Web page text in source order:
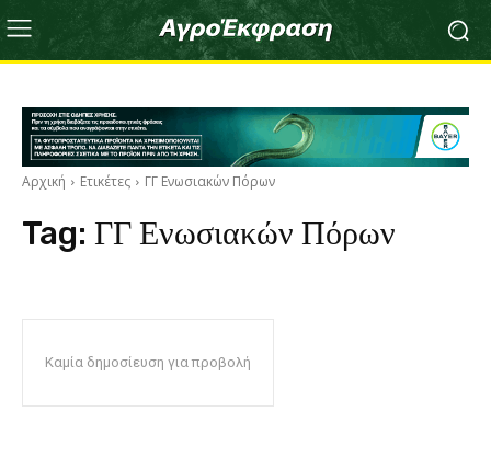
Αρχική Ετικέτες ΓΓ Ενωσιακών Πόρων
Tag: ΓΓ Ενωσιακών Πόρων
Καμία δημοσίευση για προβολή